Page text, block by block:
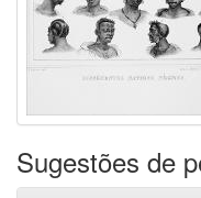
Sugestões de